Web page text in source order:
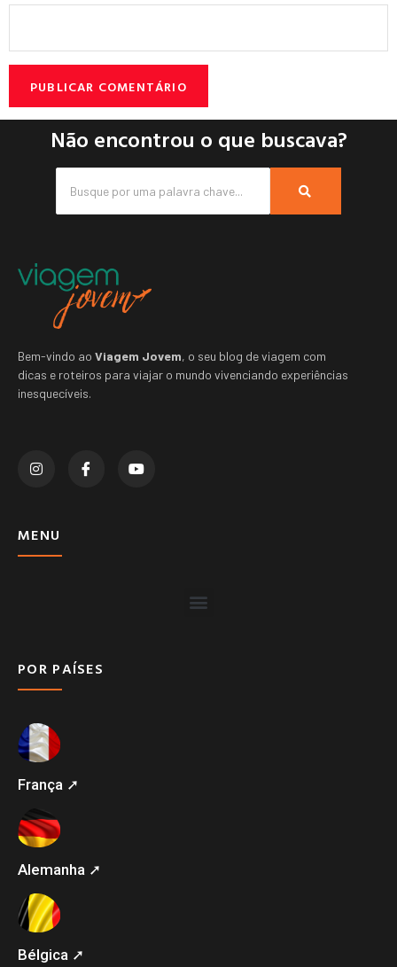
Não encontrou o que buscava?
Bem-vindo ao Viagem Jovem, o seu blog de viagem com
dicas e roteiros para viajar o mundo vivenciando experiências
inesquecíveis.
MENU
POR PAÍSES
França ➚
Alemanha ➚
Bélgica ➚